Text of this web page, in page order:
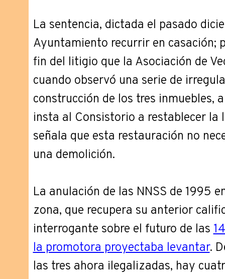
La sentencia, dictada el pasado
Ayuntamiento recurrir en casación;
fin del litigio que la Asociación de
cuando observó una serie de
construcción de los tres inmuebles,
insta al Consistorio a restablecer la
señala que esta restauración no
una demolición.
La anulación de las NNSS de 1995
zona, que recupera su anterior
interrogante sobre el futuro de las
la promotora proyectaba levantar.
las tres ahora ilegalizadas, hay